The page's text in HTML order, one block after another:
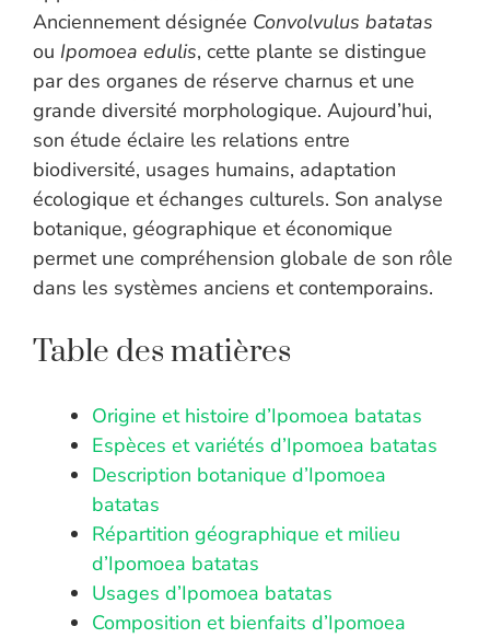
Anciennement désignée Convolvulus batatas
ou Ipomoea edulis, cette plante se distingue
par des organes de réserve charnus et une
grande diversité morphologique. Aujourd’hui,
son étude éclaire les relations entre
biodiversité, usages humains, adaptation
écologique et échanges culturels. Son analyse
botanique, géographique et économique
permet une compréhension globale de son rôle
dans les systèmes anciens et contemporains.
Table des matières
Origine et histoire d’Ipomoea batatas
Espèces et variétés d’Ipomoea batatas
Description botanique d’Ipomoea
batatas
Répartition géographique et milieu
d’Ipomoea batatas
Usages d’Ipomoea batatas
Composition et bienfaits d’Ipomoea